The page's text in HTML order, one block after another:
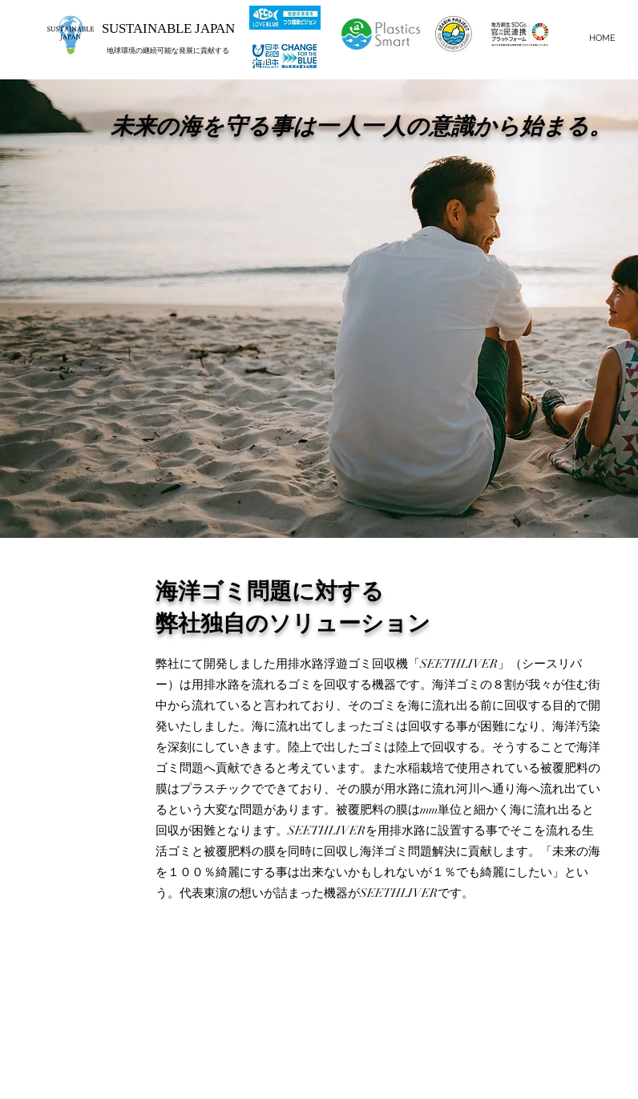
SUSTAINABLE JAPAN
地球環境の継続可能な発展に貢献する
HOME
未来の海を守る事は一人一人の意識から始まる。
海洋ゴミ問題に対する
弊社独自のソリューション
弊社にて開発しました用排水路浮遊ゴミ回収機「SEETHLIVER」（シースリバ
ー）は用排水路を流れるゴミを回収する機器です。海洋ゴミの８割が我々が住む街
中から流れていると言われており、そのゴミを海に流れ出る前に回収する目的で開
発いたしました。海に流れ出てしまったゴミは回収する事が困難になり、海洋汚染
を深刻にしていきます。陸上で出したゴミは陸上で回収する。そうすることで海洋
ゴミ問題へ貢献できると考えています。また水稲栽培で使用されている被覆肥料の
膜はプラスチックでできており、その膜が用水路に流れ河川へ通り海へ流れ出てい
るという大変な問題があります。被覆肥料の膜はmm単位と細かく海に流れ出ると
回収が困難となります。SEETHLIVERを用排水路に設置する事でそこを流れる生
活ゴミと被覆肥料の膜を同時に回収し海洋ゴミ問題解決に貢献します。「未来の海
を１００％綺麗にする事は出来ないかもしれないが１％でも綺麗にしたい」とい
う。代表東濵の想いが詰まった機器がSEETHLIVERです。